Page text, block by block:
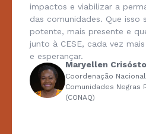
impactos e viabilizar a
das comunidades. Que isso
potente, mais presente e
junto à CESE, cada vez
e esperançar.
Maryellen
Coordenação
Comunidades Negras
(CONAQ)